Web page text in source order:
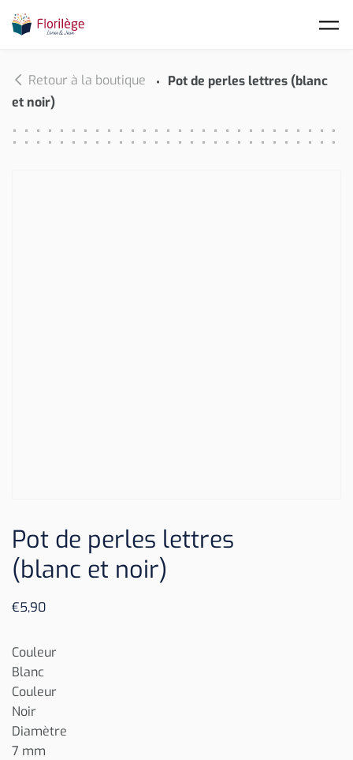
Retour à la boutique
Pot de perles lettres (blanc
et noir)
Pot de perles lettres
(blanc et noir)
€5,90
Couleur
Blanc
Couleur
Noir
Diamètre
7 mm